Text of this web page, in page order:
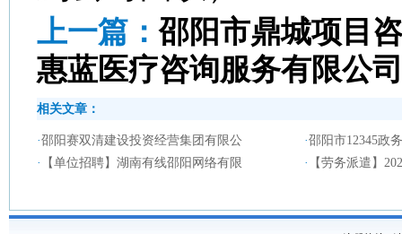
上一篇：邵阳市鼎城项目
惠蓝医疗咨询服务有限公
相关文章：
·邵阳赛双清建设投资经营集团有限公 ·邵阳市12345政
·
【单位招聘】湖南有线邵阳网络有限 · 【劳务派遣】